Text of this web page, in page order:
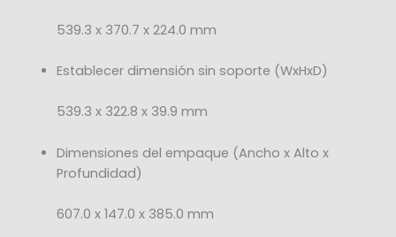
539.3 x 370.7 x 224.0 mm
Establecer dimensión sin soporte (WxHxD)
539.3 x 322.8 x 39.9 mm
Dimensiones del empaque (Ancho x Alto x
Profundidad)
607.0 x 147.0 x 385.0 mm